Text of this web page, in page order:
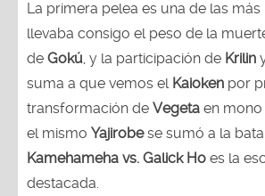
La primera pelea es una de las más
llevaba consigo el peso de la
de Gokú , y la participación de Krilin
suma a que vemos el Kaioken por
transformación de Vegeta en mono
el mismo Yajirobese sumó a la
Kamehameha vs. Galick Ho es la
destacada.